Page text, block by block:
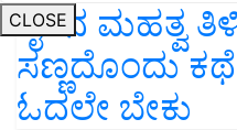
CLOSE
ರೈತನ ಮಹತ್ವ
ಸಣ್ಣದೊಂದು ಕಥೆ
ಓದಲೇ ಬೇಕು